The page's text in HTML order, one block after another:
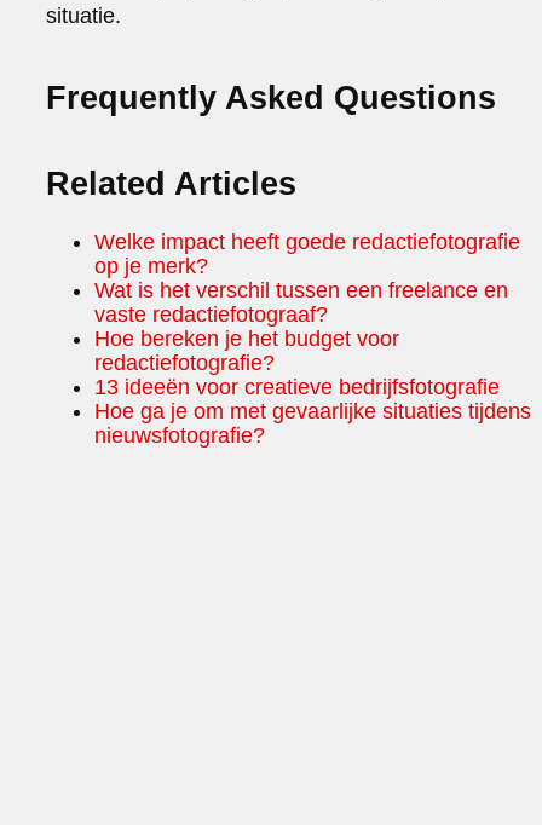
situatie.
Frequently Asked Questions
Related Articles
Welke impact heeft goede redactiefotografie
op je merk?
Wat is het verschil tussen een freelance en
vaste redactiefotograaf?
Hoe bereken je het budget voor
redactiefotografie?
13 ideeën voor creatieve bedrijfsfotografie
Hoe ga je om met gevaarlijke situaties tijdens
nieuwsfotografie?